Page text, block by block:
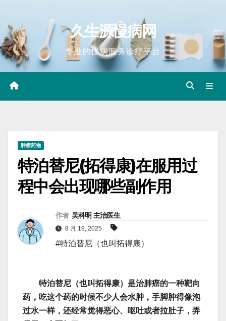
content
久生源慢病网
专业的慢病服务诊疗平台
肿瘤药物
特泊替尼(拓得康)在服用过
程中会出现哪些副作用
作者 吴科明 主治医生
8 月 19, 2025
#特泊替尼（也叫拓得康）
特泊替尼（也叫拓得康）是治肺癌的一种靶向
药，吃这个药的时候不少人会水肿，手脚肿得像泡
过水一样，还经常觉得恶心、呕吐或者拉肚子，弄